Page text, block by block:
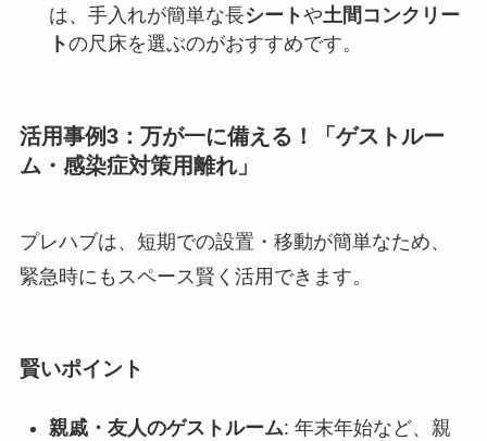
は、手入れが簡単な長シートや土間コンクリー
トの尺床を選ぶのがおすすめです。
活用事例3：万が一に備える！「ゲストルー
ム・感染症対策用離れ」
プレハブは、短期での設置・移動が簡単なため、
緊急時にもスペース賢く活用できます。
賢いポイント
親戚・友人のゲストルーム: 年末年始など、親